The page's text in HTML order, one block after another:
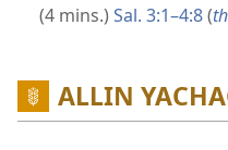
(4 mins.) Sal. 3:​1–4:8(th
ALLIN